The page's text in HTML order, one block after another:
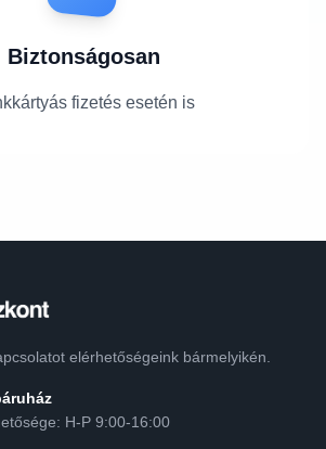
Biztonságosan
fizetés esetén is
elérhetőségeink bármelyikén.
H-P 9:00-16:00